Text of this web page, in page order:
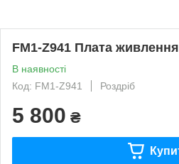
FM1-Z941 Плата
В наявності
Код: FM1-Z941
Роздріб
5 800 ₴